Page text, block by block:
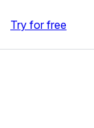
Try for free